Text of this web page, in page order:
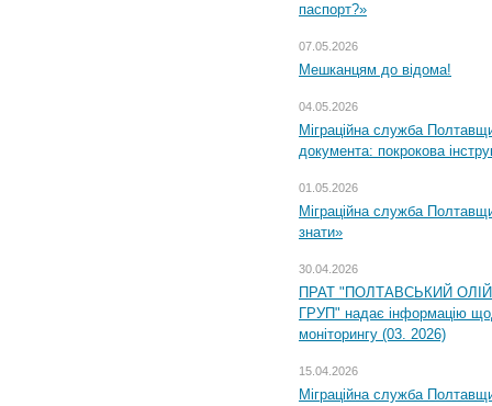
паспорт?»
07.05.2026
Мешканцям до відома!
04.05.2026
Міграційна служба
документа: покрокова
01.05.2026
Міграційна служба
знати»
30.04.2026
ПРАТ "ПОЛТАВСЬКИЙ
ГРУП" надає інформацію
моніторингу (03. 2026)
15.04.2026
Міграційна служба